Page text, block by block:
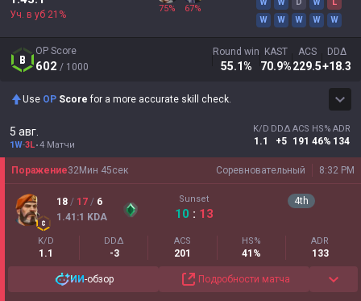
Уч. в уб 21 %
75% 67%
W
W W W W
OP Score
602 / 1000
Round win
55.1%
KAST
70.9%
ACS
229.5
DDΔ
+18.3
Use OP Score for a more accurate skill check.
5 авг.
1W-3L 4 Матчи
K/D
1.1
DDΔ
+5
ACS
191
HS%
46%
ADR
134
Соревновательный 8:32 PM
Поражение32Мин 45сек
18 / 17 / 6
1.41 :1 KDA
Sunset
10 : 13
4th
K/D
1.1
DDΔ
-3
ACS
201
HS%
41%
ADR
133
ИИ-обзор Подробности матча